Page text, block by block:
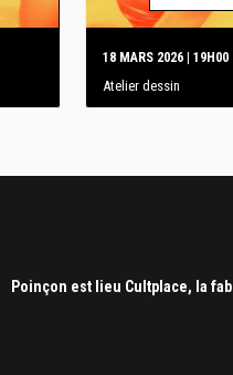
18 MARS 2026 | 19H00
Atelier dessin
Poinçon est lieu Cultplace, la